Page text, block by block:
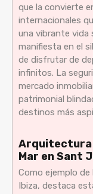
que la convierte
internacionales
una vibrante vida
manifiesta en el
de disfrutar de
infinitos. La
mercado
patrimonial
destinos más
Arquitectura
Mar en Sant
Como ejemplo
Ibiza, destaca